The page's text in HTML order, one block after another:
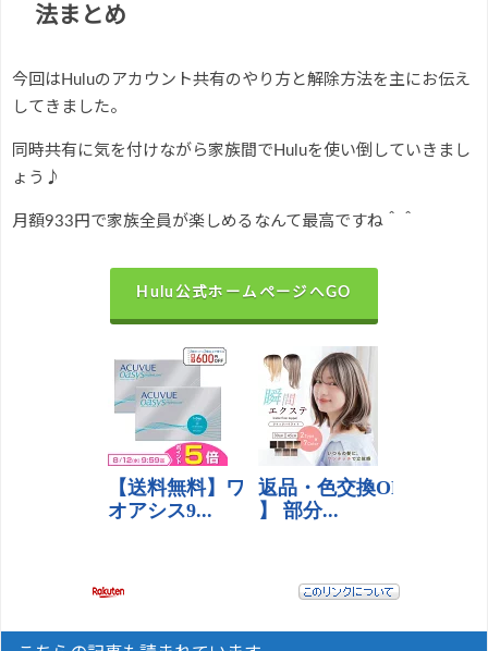
法まとめ
今回はHuluのアカウント共有のやり方と解除方法を主にお伝え
してきました。
同時共有に気を付けながら家族間でHuluを使い倒していきまし
ょう♪
月額933円で家族全員が楽しめるなんて最高ですね＾＾
Hulu公式ホームページへGO